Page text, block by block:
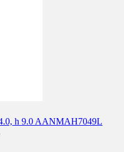
h 9.0 AANMAH7049L